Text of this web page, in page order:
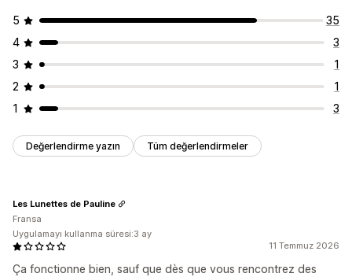
5
35
4
3
3
1
2
1
1
3
Değerlendirme yazın Tüm değerlendirmeler
11 Temmuz 2026
Ça fonctionne bien, sauf que dès que vous rencontrez des
Les Lunettes de Pauline
Fransa
Uygulamayı kullanma süresi:3 ay